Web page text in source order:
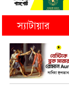
স্যাটায়ার